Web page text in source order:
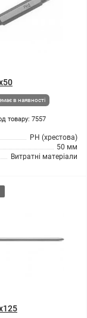
в наявності
товару: 7557
РН (хрестова)
50 мм
Витратні матеріали